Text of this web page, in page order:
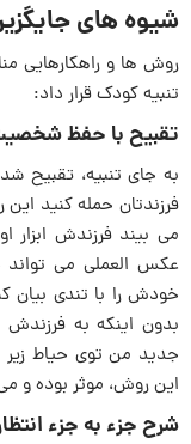
شیوه های
روش ها و راهکارهایی
تنبیه کودک قرار داد:
تقبیح با حفظ
به جای تنبیه، تقبیح
فرزندتان حمله کنید
می بیند فرزندش ابزار
عکس العملی می تواند
خودش را با تندی بیان
بدون اینکه به فرزندش
جدید من توی حیاط زیر
این روش، موثر بوده و
شرح جزء به جزء